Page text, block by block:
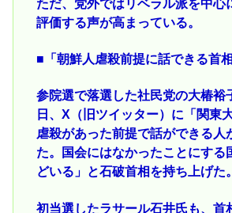
ただ、党外ではリベラル派を中心
評価する声が高まっている。
■「朝鮮人虐殺前提に話できる首相
参院選で落選した社民党の大椿裕
日、X（旧ツイッター）に「関東
虐殺があった前提で話ができる人
た。国会にはなかったことにする
どいる」と石破首相を持ち上げた。
初当選したラサール石井氏も、首